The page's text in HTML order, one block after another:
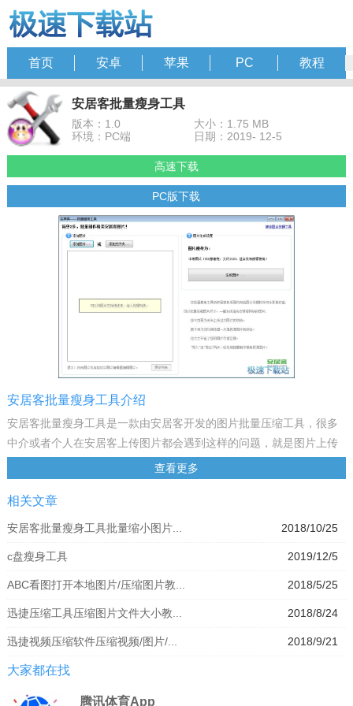
首页 安卓 苹果 PC 教程
安居客批量瘦身工具
版本：1.0
大小：1.75 MB
环境：PC端
日期：2019- 12-5
高速下载
PC版下载
安居客批量瘦身工具介绍
安居客批量瘦身工具是一款由安居客开发的图片批量压缩工具，很多
中介或者个人在安居客上传图片都会遇到这样的问题，就是图片上传
失败或者出错，这是因为你的照片太大了，只要下载使用安居客批量
瘦身工具可以将你的照片压缩到符合上传的规格，压缩后上传就不会
有问题了，需要的安居客用户可以下载使用。
功能介绍
可以批量压缩图片尺寸，一键生成适合安居客网站的图片
2、您不用再为无法上传过大图片而烦恼。
4、大大节省了您的图片存储空间。
5、导入“加导出“两步，轻松地批里制作精美房源图片。
1、下载并解压，双击 [安居客.exe] 打开软件，点击添加图片，选择要
生成的图片，支持多选，点击打开。
查看更多
相关文章
2018/10/25
安居客批量瘦身工具批量缩小图片...
2019/12/5
c盘瘦身工具
2018/5/25
ABC看图打开本地图片/压缩图片教...
2018/8/24
迅捷压缩工具压缩图片文件大小教...
2018/9/21
迅捷视频压缩软件压缩视频/图片/...
大家都在找
腾讯体育App